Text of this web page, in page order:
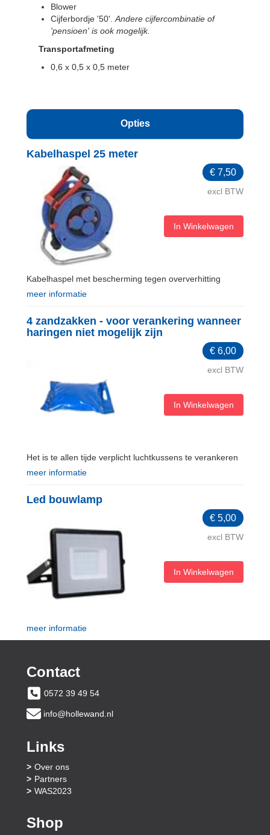
Blower
Cijferbordje '50'. Andere cijfercombinatie of
'pensioen' is ook mogelijk.
Transportafmeting
0,6 x 0,5 x 0,5 meter
Opties
Kabelhaspel 25 meter
€ 7,50
excl BTW
In Winkelwagen
Kabelhaspel met bescherming tegen oververhitting
meer informatie
4 zandzakken - voor verankering wanneer
haringen niet mogelijk zijn
€ 6,00
excl BTW
In Winkelwagen
Het is te allen tijde verplicht luchtkussens te verankeren
meer informatie
Led bouwlamp
€ 5,00
excl BTW
In Winkelwagen
meer informatie
Contact
0572 39 49 54
info@hollewand.nl
Links
Over ons
Partners
WAS2023
Shop